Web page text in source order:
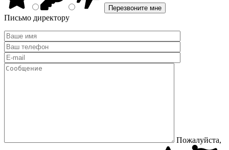
Письмо директору
Пожалуйста,